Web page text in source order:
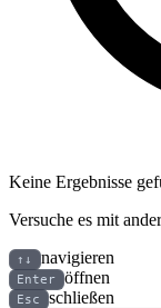
Keine Ergebnisse
Versuche es mit
↑↓ navigieren
Enter öffnen
Esc schließen